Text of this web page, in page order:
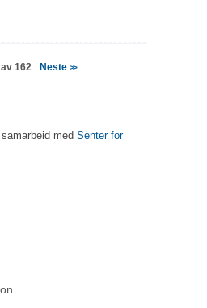
162 Neste >>
med Senter for